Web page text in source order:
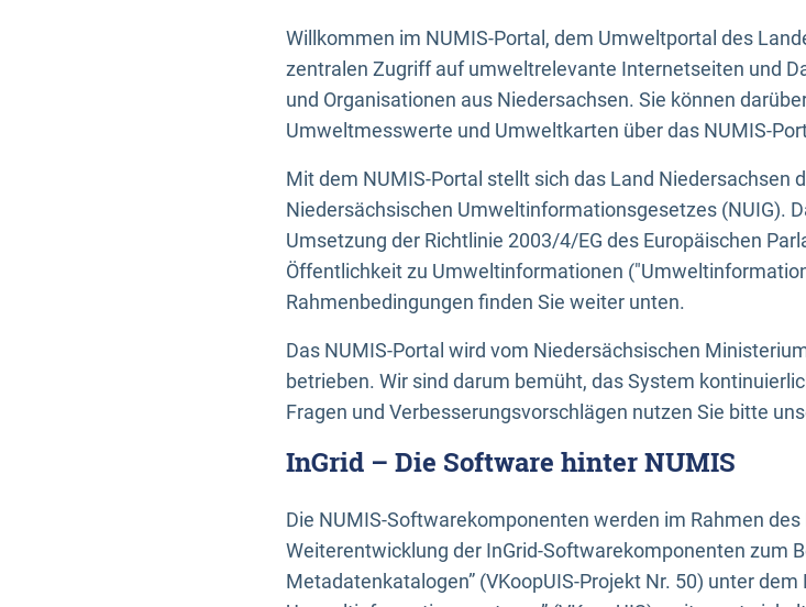
Willkommen im NUMIS-Portal, dem Umweltportal des
zentralen Zugriff auf umweltrelevante Internetseiten und
und Organisationen aus Niedersachsen. Sie können
Umweltmesswerte und Umweltkarten über das NUMIS-
Mit dem NUMIS-Portal stellt sich das Land Niedersachsen
Niedersächsischen Umweltinformationsgesetzes (NUIG).
Umsetzung der Richtlinie 2003/4/EG des Europäischen
Öffentlichkeit zu Umweltinformationen
Rahmenbedingungen finden Sie weiter unten.
Das NUMIS-Portal wird vom Niedersächsischen
betrieben. Wir sind darum bemüht, das System
Fragen und Verbesserungsvorschlägen nutzen Sie bitte
InGrid – Die Software hinter NUMIS
Die NUMIS-Softwarekomponenten werden im Rahmen des
Weiterentwicklung der InGrid-Softwarekomponenten zum
Metadatenkatalogen” (VKoopUIS-Projekt Nr. 50) unter